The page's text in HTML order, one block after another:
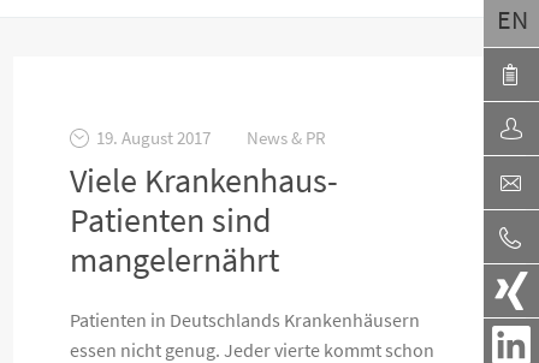
19. August 2017 News & PR
Viele Krankenhaus-
Patienten sind
mangelernährt
Patienten in Deutschlands Krankenhäusern
essen nicht genug. Jeder vierte kommt schon
EN